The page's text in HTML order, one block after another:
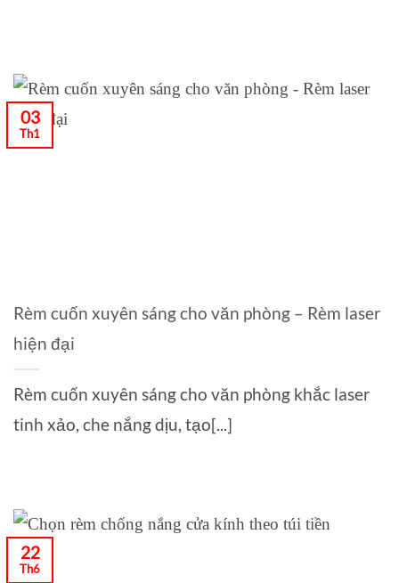
Rèm cuốn xuyên sáng cho văn phòng – Rèm laser
hiện đại
Rèm cuốn xuyên sáng cho văn phòng khắc laser
tinh xảo, che nắng dịu, tạo[...]
03
Th1
22
Th6